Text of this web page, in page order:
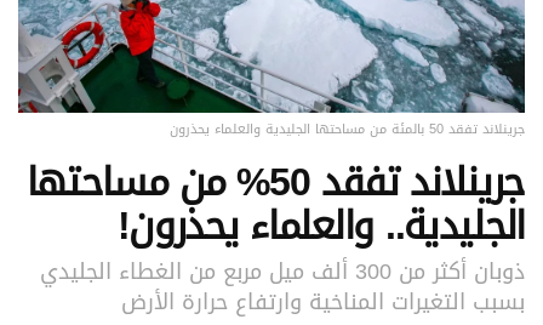
جرينلاند تفقد 50 بالمئة من مساحتها الجليدية والعلماء يحذرون
جرينلاند تفقد 50% من مساحتها
الجليدية.. والعلماء يحذرون!
ذوبان أكثر من 300 ألف ميل مربع من الغطاء الجليدي
بسبب التغيرات المناخية وارتفاع حرارة الأرض